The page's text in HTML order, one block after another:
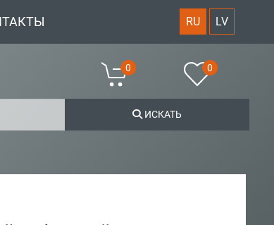
RU LV
0 0
ИСКАТЬ